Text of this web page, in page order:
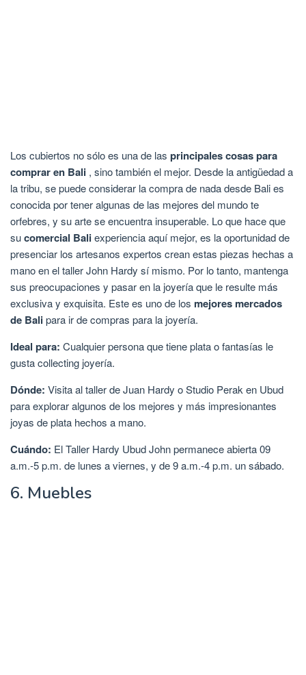
Los cubiertos no sólo es una de las principales cosas para
comprar en Bali , sino también el mejor. Desde la antigüedad a
la tribu, se puede considerar la compra de nada desde Bali es
conocida por tener algunas de las mejores del mundo te
orfebres, y su arte se encuentra insuperable. Lo que hace que
sucomercial Baliexperiencia aquí mejor, es la oportunidad de
presenciar los artesanos expertos crean estas piezas hechas a
mano en el taller John Hardy sí mismo. Por lo tanto, mantenga
sus preocupaciones y pasar en la joyería que le resulte más
exclusiva y exquisita. Este es uno de los mejores mercados
de Balipara ir de compras para la joyería.
Ideal para: Cualquier persona que tiene plata o fantasías le
gusta collecting joyería.
Dónde: Visita al taller de Juan Hardy o Studio Perak en Ubud
para explorar algunos de los mejores y más impresionantes
joyas de plata hechos a mano.
Cuándo: El Taller Hardy Ubud John permanece abierta 09
a.m.-5 p.m. de lunes a viernes, y de 9 a.m.-4 p.m. un sábado.
6. Muebles